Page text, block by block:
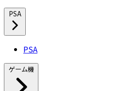
PSA
PSA
ゲーム機